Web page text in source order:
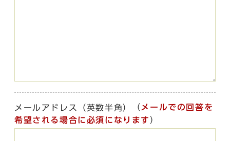
メールアドレス（英数半角） （ メールでの回答を
希望される場合に必須になります ）